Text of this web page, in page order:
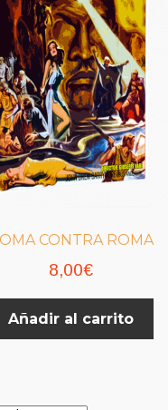
CONTRA ROMA
8,00€
Añadir al carrito